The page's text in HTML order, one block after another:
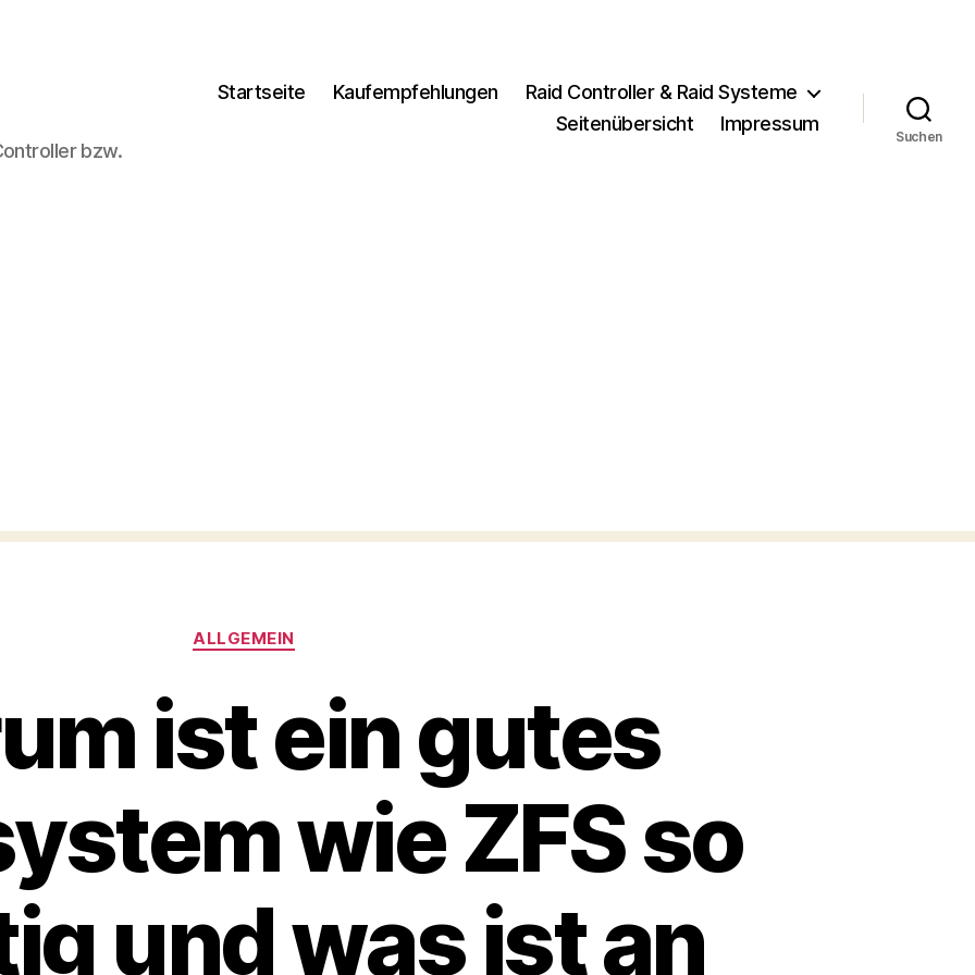
bzw.
Startseite Kaufempfehlungen
Raid Controller & Raid Systeme
Seitenübersicht
Impressum
Suchen
Kategorien
ALLGEMEIN
ist ein gutes
wie ZFS so
und was ist an